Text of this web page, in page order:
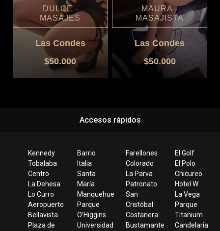
DULCE -
MASAJES
Las Condes
$50.000
MAURA -
MASAJISTA
Las Condes
$50.000
Accesos rápidos
Kennedy
Tobalaba
Centro
La Dehesa
Lo Curro
Aeropuerto
Bellavista
Plaza de
Barrio
Italia
Santa
María
Manquehue
Parque
O’Higgins
Universidad
Farellones
Colorado
La Parva
Patronato
San
Cristóbal
Costanera
Bustamante
El Golf
El Polo
Chicureo
Hotel W
La Vega
Parque
Titanium
Candelaria